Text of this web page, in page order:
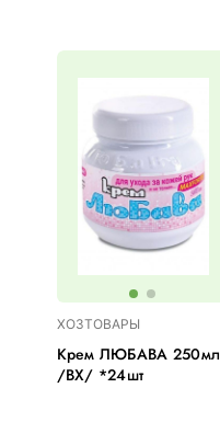
ХОЗТОВАРЫ
Крем ЛЮБАВА 250мл
/ВХ/ *24шт